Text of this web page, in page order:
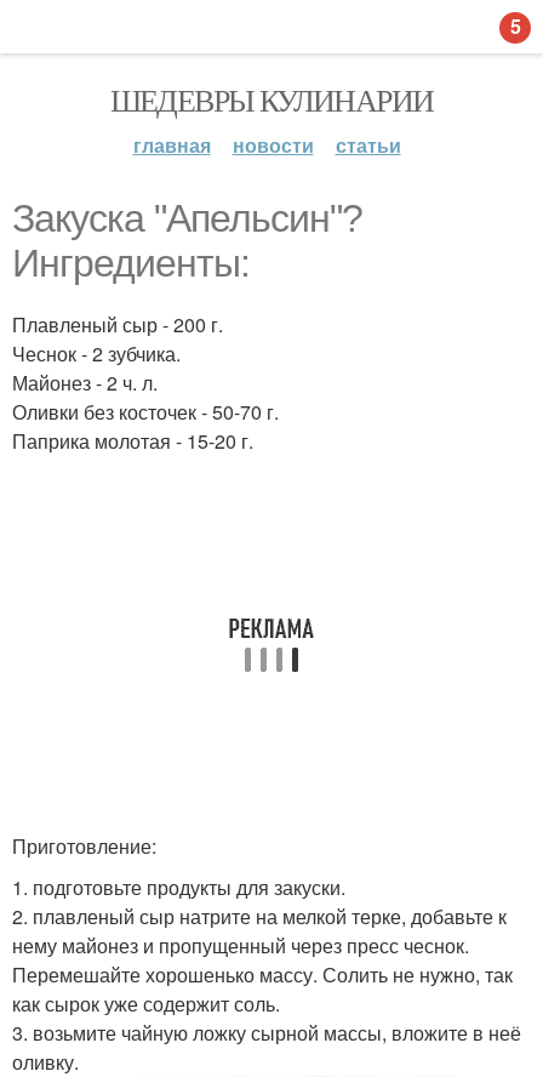
ШЕДЕВРЫ КУЛИНАРИИ
главная новости статьи
Закуска "Апельсин"?
Ингредиенты:
Плавленый сыр - 200 г.
Чеснок - 2 зубчика.
Майонез - 2 ч. л.
Оливки без косточек - 50-70 г.
Паприка молотая - 15-20 г.
Приготовление:
1. подготовьте продукты для закуски.
2. плавленый сыр натрите на мелкой терке, добавьте к
нему майонез и пропущенный через пресс чеснок.
Перемешайте хорошенько массу. Солить не нужно, так
как сырок уже содержит соль.
3. возьмите чайную ложку сырной массы, вложите в неё
оливку.
5